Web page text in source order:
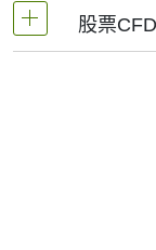
手續費為
對於
國股票最
股票
持有股票
金額等於